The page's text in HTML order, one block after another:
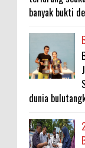
banyak bukti
dunia